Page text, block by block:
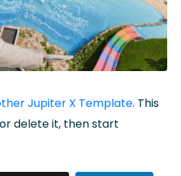
Jupiter X Template. This
delete it, then start